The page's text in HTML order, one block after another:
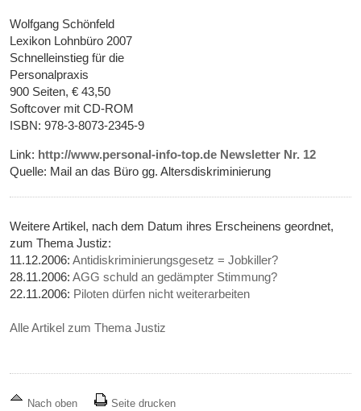
Wolfgang Schönfeld
Lexikon Lohnbüro 2007
Schnelleinstieg für die
Personalpraxis
900 Seiten, € 43,50
Softcover mit CD-ROM
ISBN: 978-3-8073-2345-9
Link: http://www.personal-info-top.de Newsletter Nr. 12
Quelle: Mail an das Büro gg. Altersdiskriminierung
Weitere Artikel, nach dem Datum ihres Erscheinens geordnet,
zum Thema Justiz:
11.12.2006:Antidiskriminierungsgesetz = Jobkiller?
28.11.2006:AGG schuld an gedämpter Stimmung?
22.11.2006: Piloten dürfen nicht weiterarbeiten
Alle Artikel zum Thema Justiz
Nach oben
Seite drucken